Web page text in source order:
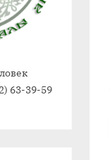
63-39-59